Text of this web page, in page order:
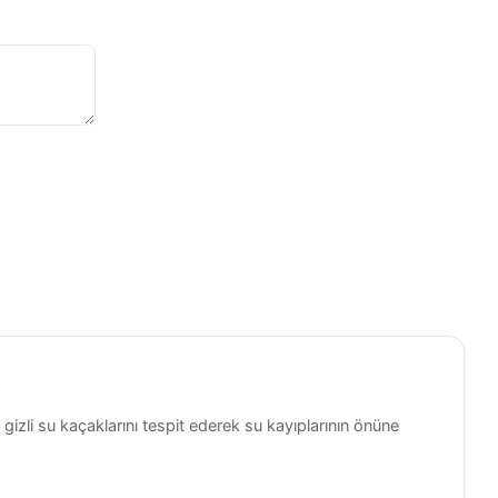
Sivas
sürede
su kaçaklarını tespit ederek su kayıplarının önüne